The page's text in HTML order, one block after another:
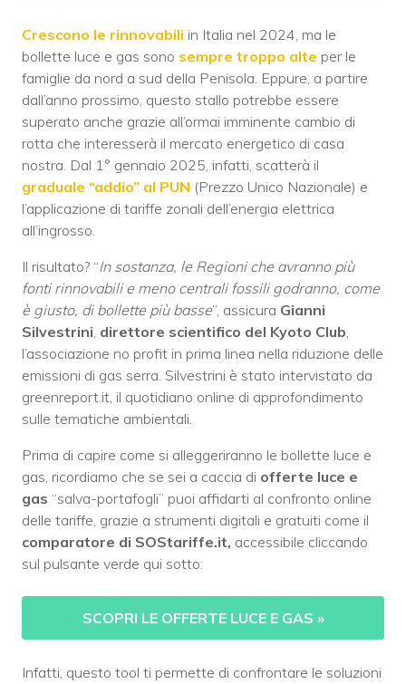
Crescono le rinnovabili in Italia nel 2024, ma le
bollette luce e gas sono sempre troppo alte per le
famiglie da nord a sud della Penisola. Eppure, a partire
dall’anno prossimo, questo stallo potrebbe essere
superato anche grazie all’ormai imminente cambio di
rotta che interesserà il mercato energetico di casa
nostra. Dal 1° gennaio 2025, infatti, scatterà il
graduale “addio” al PUN (Prezzo Unico Nazionale) e
l’applicazione di tariffe zonali dell’energia elettrica
all’ingrosso.
Il risultato? “In sostanza, le Regioni che avranno più
fonti rinnovabili e meno centrali fossili godranno, come
è giusto, di bollette più basse”, assicura Gianni
Silvestrini, direttore scientifico del Kyoto Club,
l’associazione no profit in prima linea nella riduzione delle
emissioni di gas serra. Silvestrini è stato intervistato da
greenreport.it, il quotidiano online di approfondimento
sulle tematiche ambientali.
Prima di capire come si alleggeriranno le bollette luce e
gas, ricordiamo che se sei a caccia di offerte luce e
gas “salva-portafogli” puoi affidarti al confronto online
delle tariffe, grazie a strumenti digitali e gratuiti come il
comparatore di SOStariffe.it, accessibile cliccando
sul pulsante verde qui sotto:
SCOPRI LE OFFERTE LUCE E GAS »
Infatti, questo tool ti permette di confrontare le soluzioni